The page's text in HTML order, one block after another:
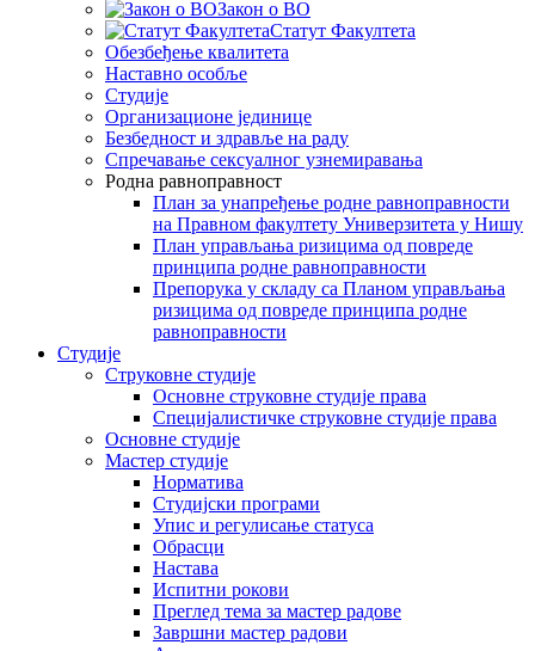
Закон о ВО
Статут Факултета
Обезбеђење квалитета
Наставно особље
Студије
Организационе јединице
Безбедност и здравље на раду
Спречавање сексуалног узнемиравања
Родна равноправност
План за унапређење родне равноправности
на Правном факултету Универзитета у Нишу
План управљања ризицима од повреде
принципа родне равноправности
Препорука у складу са Планом управљања
ризицима од повреде принципа родне
равноправности
Студије
Струковне студије
Основне струковне студије права
Специјалистичке струковне студије права
Основне студије
Мастер студије
Норматива
Студијски програми
Упис и регулисање статуса
Обрасци
Настава
Испитни рокови
Преглед тема за мастер радове
Завршни мастер радови